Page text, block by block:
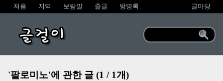
처음 지역 보람말 줄글 방명록 글마당
글걸이
'팔로미노'에 관한 글 (1 / 1개)